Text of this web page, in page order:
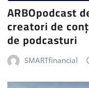
ARBOpodcast
creatori de
de podcasturi
SMARTfinancial